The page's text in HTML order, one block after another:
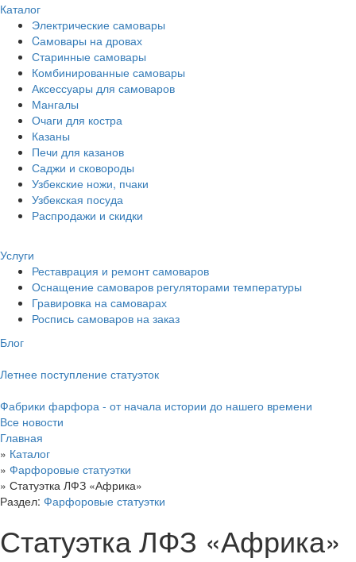
Каталог
Электрические самовары
Cамовары на дровах
Старинные самовары
Комбинированные самовары
Аксессуары для самоваров
Мангалы
Очаги для костра
Казаны
Печи для казанов
Саджи и сковороды
Узбекские ножи, пчаки
Узбекская посуда
Распродажи и скидки
Услуги
Реставрация и ремонт самоваров
Оснащение самоваров регуляторами температуры
Гравировка на самоварах
Роспись самоваров на заказ
Блог
Летнее поступление статуэток
Фабрики фарфора - от начала истории до нашего времени
Все новости
Главная
» Каталог
» Фарфоровые статуэтки
» Статуэтка ЛФЗ «Африка»
Раздел: Фарфоровые статуэтки
Статуэтка ЛФЗ «Африка»